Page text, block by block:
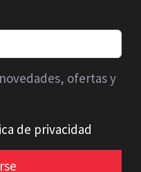
ofertas y
de privacidad